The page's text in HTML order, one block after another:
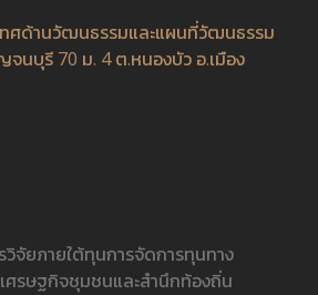
ศด้านวัฒนธรรมและแผนที่วัฒนธรรม
นบุรี 70 ม. 4 ต.หนองบัว อ.เมือง
วิจัยภายใต้ทุนการจัดการทุนทาง
ศรษฐกิจชุมชนและสำนึกท้องถิ่น